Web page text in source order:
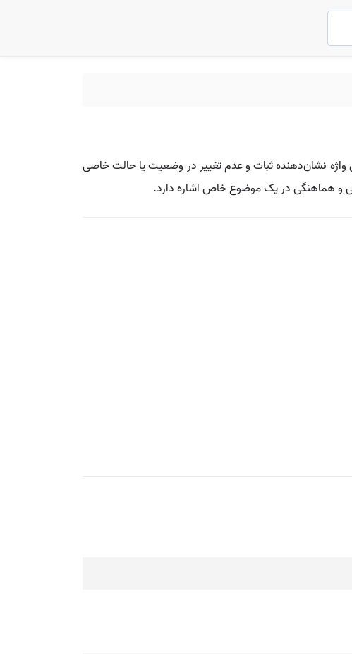
نشان‌دهنده ثبات و عدم تغییر در وضعیت یا حالت خاصی
و هماهنگی در یک موضوع خاص اشاره دارد.